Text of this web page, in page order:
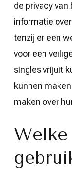
de privacy van
informatie
tenzij er een
voor een
singles vrijuit
kunnen
maken over